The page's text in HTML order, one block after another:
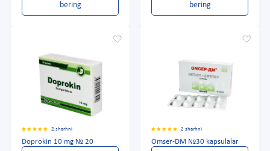
bering
bering
2 sharhni
Doprokin 10 mg № 20
2 sharhni
Omser-DM №30 kapsulalar